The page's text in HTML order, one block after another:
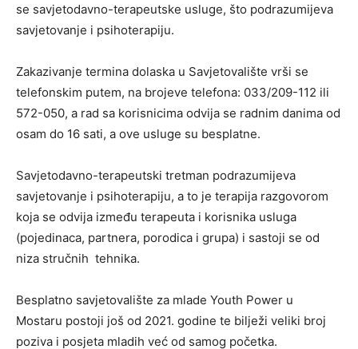
se savjetodavno-terapeutske usluge, što podrazumijeva
savjetovanje i psihoterapiju.
Zakazivanje termina dolaska u Savjetovalište vrši se
telefonskim putem, na brojeve telefona: 033/209-112 ili
572-050, a rad sa korisnicima odvija se radnim danima od
osam do 16 sati, a ove usluge su besplatne.
Savjetodavno-terapeutski tretman podrazumijeva
savjetovanje i psihoterapiju, a to je terapija razgovorom
koja se odvija između terapeuta i korisnika usluga
(pojedinaca, partnera, porodica i grupa) i sastoji se od
niza stručnih tehnika.
Besplatno savjetovalište za mlade Youth Power u
Mostaru postoji još od 2021. godine te bilježi veliki broj
poziva i posjeta mladih već od samog početka.